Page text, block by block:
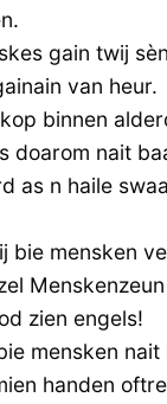
gain twij
van heur.
binnen
doarom nait
as n haile
bie mensken
zien engels!
mensken nait
handen